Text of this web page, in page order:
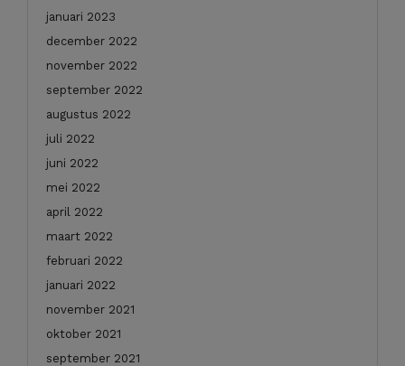
januari 2023
december 2022
november 2022
september 2022
augustus 2022
juli 2022
juni 2022
mei 2022
april 2022
maart 2022
februari 2022
januari 2022
november 2021
oktober 2021
september 2021